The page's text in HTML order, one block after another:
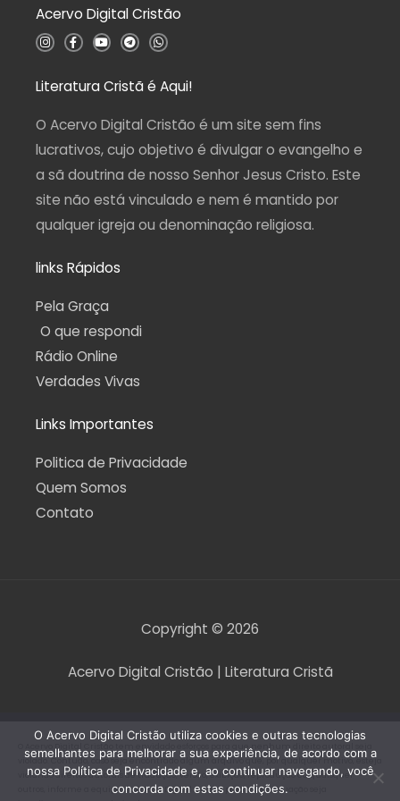
e
Acervo Digital Cristão
I
n
a
g
a
m
F
a
b
o
k
-
f
Y
o
u
b
T
e
g
r
m
W
h
s
a
p
Literatura Cristã é Aqui!
O Acervo Digital Cristão é um site sem fins
lucrativos, cujo objetivo é divulgar o evangelho e
a sã doutrina de nosso Senhor Jesus Cristo. Este
site não está vinculado e nem é mantido por
qualquer igreja ou denominação religiosa.
links Rápidos
Pela Graça
O que respondi
Rádio Online
Verdades Vivas
Links Importantes
Politica de Privacidade
Quem Somos
Contato
Copyright © 2026
Acervo Digital Cristão | Literatura Cristã
O Acervo Digital Cristão tem envidado esforços para que nenhum direito autoral seja
violado. Contudo, caso seja encontrado algum arquivo que, por qualquer motivo, esteja
violando direitos autorais de tradução, versão, exibição, reprodução ou quaisquer
outros, informe a equipe do Acervo Digital Cristão para que a situação seja
O Acervo Digital Cristão utiliza cookies e outras tecnologias
semelhantes para melhorar a sua experiência, de acordo com a
nossa Política de Privacidade e, ao continuar navegando, você
concorda com estas condições.